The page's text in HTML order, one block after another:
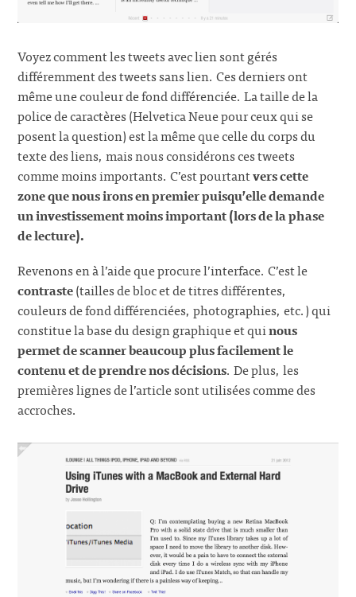
Voyez comment les tweets avec lien sont gérés
différemment des tweets sans lien. Ces derniers ont
même une couleur de fond différenciée. La taille de la
police de caractères (Helvetica Neue pour ceux qui se
posent la question) est la même que celle du corps du
texte des liens, mais nous considérons ces tweets
comme moins importants. C’est pourtantvers cette
zone que nous irons en premier puisqu’elle demande
un investissement moins important (lors de la phase
de lecture).
Revenons en à l’aide que procure l’interface. C’est le
contraste(tailles de bloc et de titres différentes,
couleurs de fond différenciées, photographies, etc.) qui
constitue la base du design graphique et quinous
permet de scanner beaucoup plus facilement le
contenu et de prendre nos décisions. De plus, les
premières lignes de l’article sont utilisées comme des
accroches.